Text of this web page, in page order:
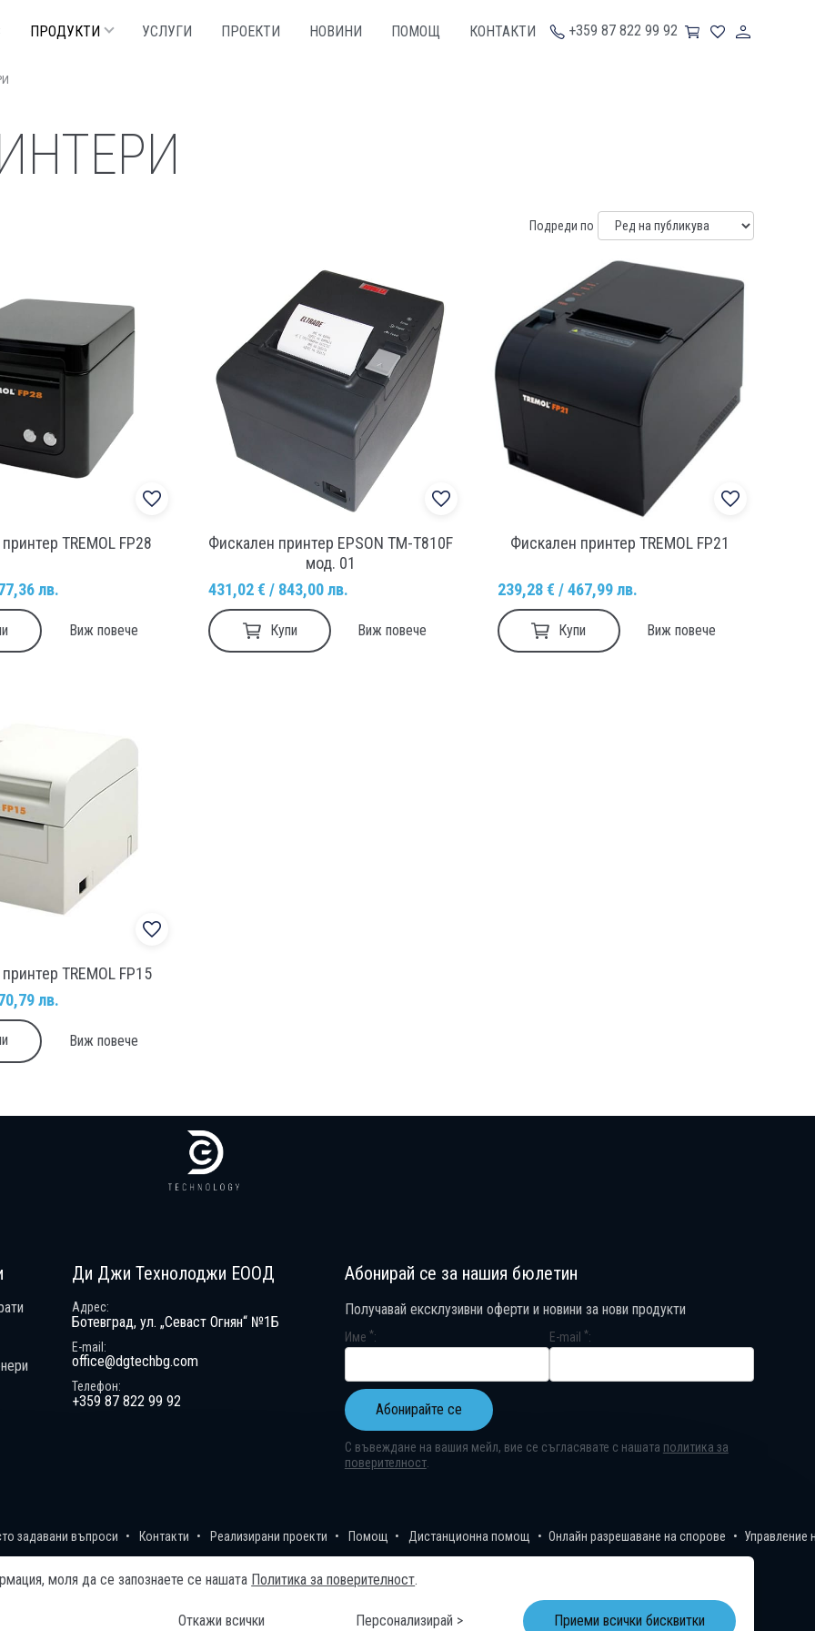
ПРОДУКТИ УСЛУГИ ПРОЕКТИ НОВИНИ ПОМОЩ КОНТАКТИ +359 87 822 99 92
Подреди по
TREMOL FP28
лв.
Виж повече
Фискален принтер EPSON TM-T810F
мод. 01
431,02 € / 843,00 лв.
Купи Виж повече
Фискален принтер TREMOL FP21
239,28 € / 467,99 лв.
Купи Виж повече
TREMOL FP15
лв.
Виж повече
Ди Джи Технолоджи ЕООД
Адрес
Ботевград, ул. „Севаст Огнян“ №1Б
E-mail
office@dgtechbg.com
Телефон
+359 87 822 99 92
Абонирай се за нашия бюлетин
Получавай ексклузивни оферти и новини за нови продукти
Име * E-mail *
Абонирайте се
С въвеждане на вашия мейл, вие се съгласявате с нашата политика за
поверителност.
задавани въпроси Контакти Реализирани проекти Помощ Дистанционна помощ Онлайн разрешаване на спорове Управление
моля да се запознаете се нашaтa Политика за поверителност.
Откажи всички Персонализирай > Приеми всички бисквитки